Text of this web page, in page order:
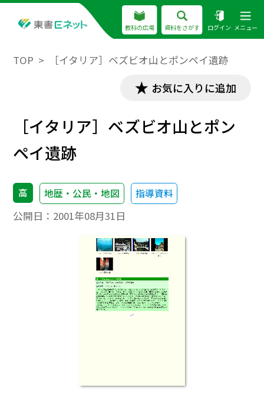
教科の広場 資料をさがす ログイン メニュー
TOP ［イタリア］ベズビオ山とポンペイ遺跡
お気に入りに追加
［イタリア］ベズビオ山とポン
ペイ遺跡
高 地歴・公民・地図 指導資料
公開日： 2001年08月31日